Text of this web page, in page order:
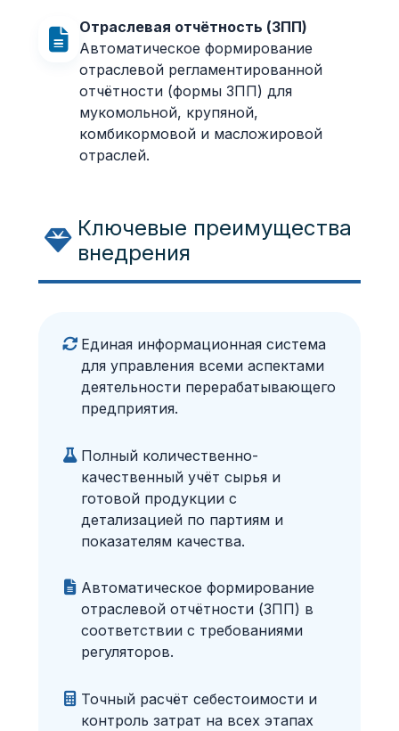
Отраслевая отчётность (ЗПП)
Автоматическое формирование
отраслевой регламентированной
отчётности (формы ЗПП) для
мукомольной, крупяной,
комбикормовой и масложировой
отраслей.
Ключевые преимущества
внедрения
Единая информационная система
для управления всеми аспектами
деятельности перерабатывающего
предприятия.
Полный количественно-
качественный учёт сырья и
готовой продукции с
детализацией по партиям и
показателям качества.
Автоматическое формирование
отраслевой отчётности (ЗПП) в
соответствии с требованиями
регуляторов.
Точный расчёт себестоимости и
контроль затрат на всех этапах